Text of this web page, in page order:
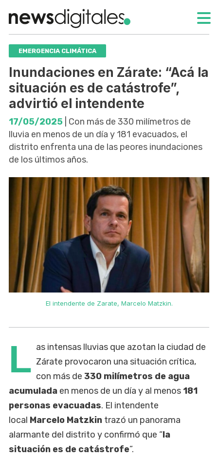
EMERGENCIA CLIMÁTICA
Inundaciones en Zárate: “Acá la
situación es de catástrofe”,
advirtió el intendente
17/05/2025 | Con más de 330 milímetros de
lluvia en menos de un día y 181 evacuados, el
distrito enfrenta una de las peores inundaciones
de los últimos años.
El intendente de Zarate, Marcelo Matzkin.
L as intensas lluvias que azotan la ciudad de
Zárate provocaron una situación crítica,
con más de 330 milímetros de agua
acumulada en menos de un día y al menos 181
personas evacuadas. El intendente
local Marcelo Matzkin trazó un panorama
alarmante del distrito y confirmó que “la
situación es de catástrofe”.